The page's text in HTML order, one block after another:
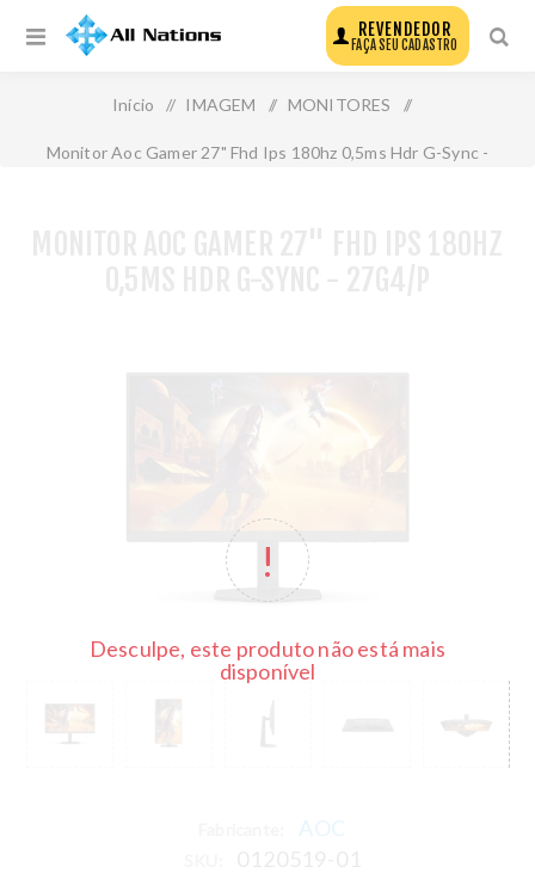
REVENDEDOR
FAÇA SEU CADASTRO
Início / IMAGEM / MONITORES /
Monitor Aoc Gamer 27" Fhd Ips 180hz 0,5ms Hdr G-Sync -
Desculpe, este produto não está mais
disponível
AOC